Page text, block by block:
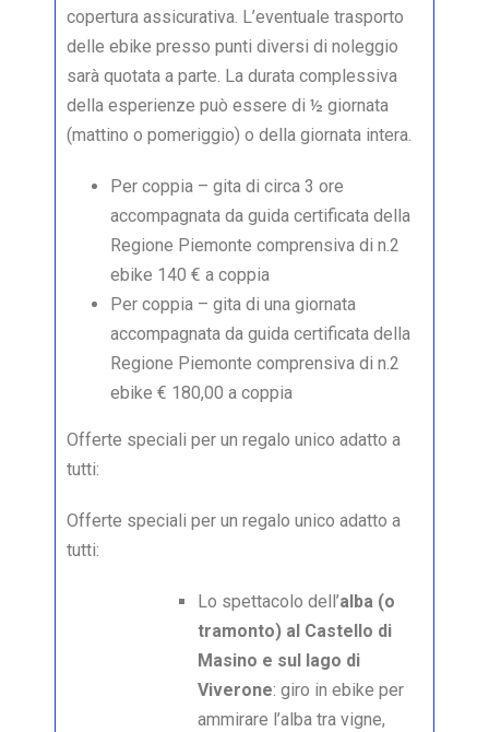
copertura assicurativa. L’eventuale trasporto
delle ebike presso punti diversi di noleggio
sarà quotata a parte. La durata complessiva
della esperienze può essere di ½ giornata
(mattino o pomeriggio) o della giornata intera.
Per coppia – gita di circa 3 ore
accompagnata da guida certificata della
Regione Piemonte comprensiva di n.2
ebike 140 € a coppia
Per coppia – gita di una giornata
accompagnata da guida certificata della
Regione Piemonte comprensiva di n.2
ebike € 180,00 a coppia
Offerte speciali per un regalo unico adatto a
tutti:
Offerte speciali per un regalo unico adatto a
tutti:
Lo spettacolo dell’alba (o
tramonto) al Castello di
Masino e sul lago di
Viverone: giro in ebike per
ammirare l’alba tra vigne,